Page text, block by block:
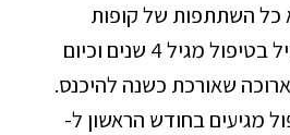
כל השתתפות של קופות
החולים. ניתן להתחיל בטיפול מגיל 4 שנים וכיום
שאורכת כשנה להיכנס.
מגיעים בחודש הראשון ל-